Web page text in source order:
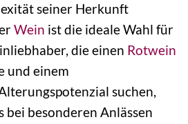
seiner Herkunft
Wein ist die ideale Wahl für
die einen Rotwein
und einem
suchen,
bei besonderen Anlässen